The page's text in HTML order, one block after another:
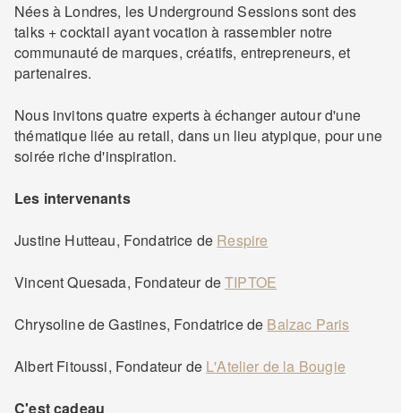
Nées à Londres, les Underground Sessions sont des
talks + cocktail ayant vocation à rassembler notre
communauté de marques, créatifs, entrepreneurs, et
partenaires.
Nous invitons quatre experts à échanger autour d'une
thématique liée au retail, dans un lieu atypique, pour une
soirée riche d'inspiration.
Les intervenants
Justine Hutteau, Fondatrice de Respire
Vincent Quesada, Fondateur deTIPTOE
Chrysoline de Gastines, Fondatrice de Balzac Paris
Albert Fitoussi, Fondateur de L'Atelier de la Bougie
C'est cadeau